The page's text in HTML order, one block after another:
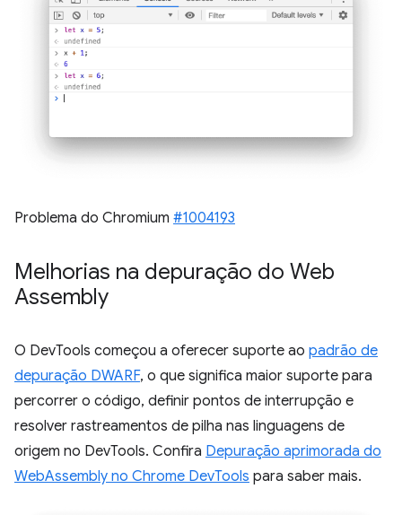
Problema do Chromium #1004193
Melhorias na depuração do Web
Assembly
O DevTools começou a oferecer suporte ao padrão de
depuração DWARF, o que significa maior suporte para
percorrer o código, definir pontos de interrupção e
resolver rastreamentos de pilha nas linguagens de
origem no DevTools. Confira Depuração aprimorada do
WebAssembly no Chrome DevTools para saber mais.